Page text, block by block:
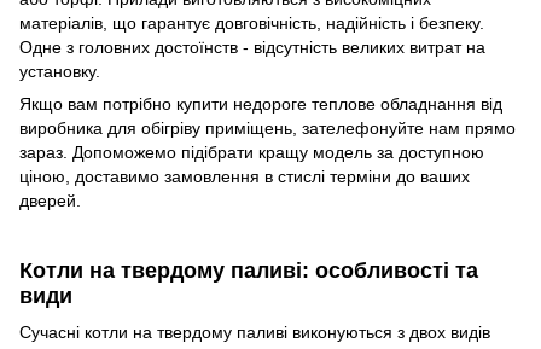
матеріалів, що гарантує довговічність, надійність і безпеку.
Одне з головних достоїнств - відсутність великих витрат на
установку.
Якщо вам потрібно купити недороге теплове обладнання від
виробника для обігріву приміщень, зателефонуйте нам прямо
зараз. Допоможемо підібрати кращу модель за доступною
ціною, доставимо замовлення в стислі терміни до ваших
дверей.
Котли на твердому паливі: особливості та
види
Сучасні котли на твердому паливі виконуються з двох видів